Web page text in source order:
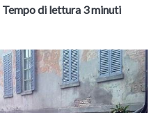
Tempo di lettura 3 minuti